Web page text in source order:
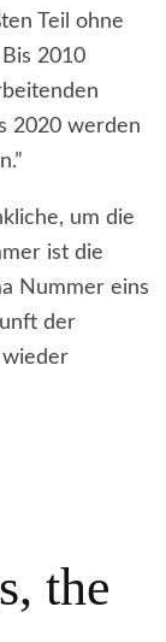
Teil ohne
2010
2020 werden
um die
ist die
Nummer eins
der
the